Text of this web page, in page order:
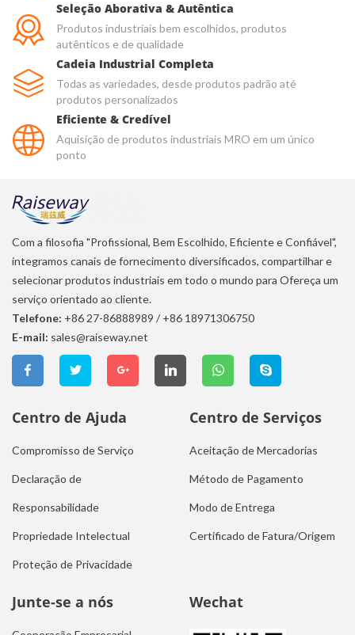
Seleção Aborativa & Autêntica
Produtos industriais bem escolhidos, produtos
autênticos e de qualidade
Cadeia Industrial Completa
Todas as variedades, desde produtos padrão até
produtos personalizados
Eficiente & Credível
Aquisição de produtos industriais MRO em um único
ponto
Com a filosofia "Profissional, Bem Escolhido, Eficiente e Confiável",
integramos canais de fornecimento diversificados, compartilhar e
selecionar produtos industriais em todo o mundo para Ofereça um
serviço orientado ao cliente.
Telefone: +86 27-86888989 / +86 18971306750
E-mail: sales@raiseway.net
Centro de Ajuda
Compromisso de Serviço
Declaração de
Responsabilidade
Propriedade Intelectual
Proteção de Privacidade
Centro de Serviços
Aceitação de Mercadorias
Método de Pagamento
Modo de Entrega
Certificado de Fatura/Origem
Junte-se a nós Wechat